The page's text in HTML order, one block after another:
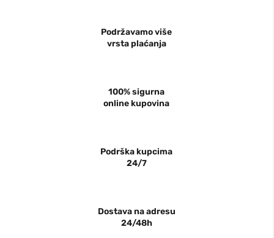
Podržavamo više
vrsta plaćanja
100% sigurna
online kupovina
Podrška kupcima
24/7
Dostava na adresu
24/48h